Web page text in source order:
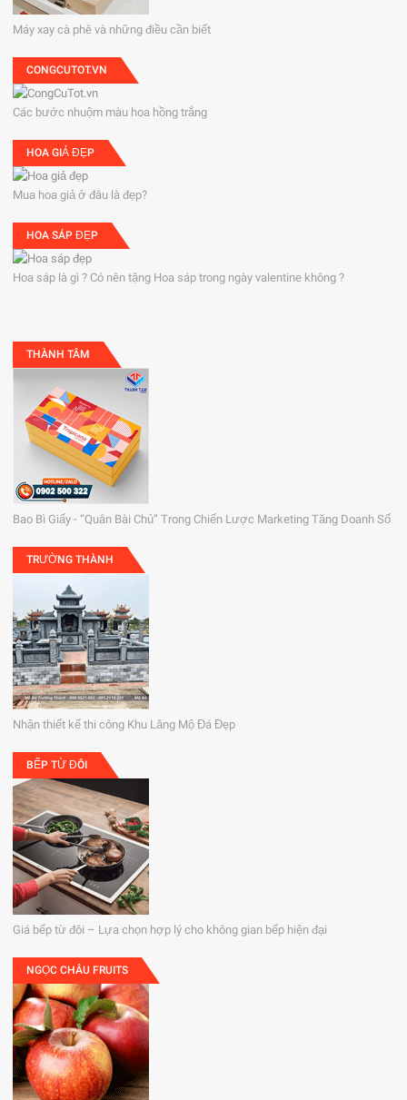
Máy xay cà phê và những điều cần biết
CONGCUTOT.VN
Các bước nhuộm màu hoa hồng trắng
HOA GIẢ ĐẸP
Mua hoa giả ở đâu là đẹp?
HOA SÁP ĐẸP
Hoa sáp là gì ? Có nên tặng Hoa sáp trong ngày valentine không ?
THÀNH TÂM
Bao Bì Giấy - “Quân Bài Chủ” Trong Chiến Lược Marketing Tăng Doanh Số
TRƯỜNG THÀNH
Nhận thiết kế thi công Khu Lăng Mộ Đá Đẹp
BẾP TỪ ĐÔI
Giá bếp từ đôi – Lựa chọn hợp lý cho không gian bếp hiện đại
NGỌC CHÂU FRUITS